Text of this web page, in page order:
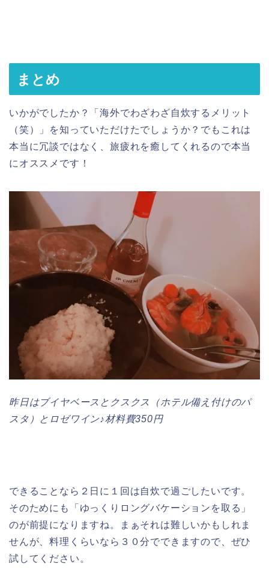
まとめ
いかがでしたか？「海外でわざわざ自炊するメリット
（笑）」を知っていただけたでしょうか？でもこれは
本当に冗談ではなく、旅疲れを癒してくれるので本当
にオススメです！
昨日はブイヤベースとクスクス（ホテル備え付けのパ
スタ）とロゼワイン♪材料費350円
できることなら２日に１回は自炊で過ごしたいです。
そのためにも「ゆっくりロングバケーションを取る」
のが前提になりますね。まぁそれは難しいかもしれま
せんが、料理くらいなら３０分でできますので、ぜひ
試してください。